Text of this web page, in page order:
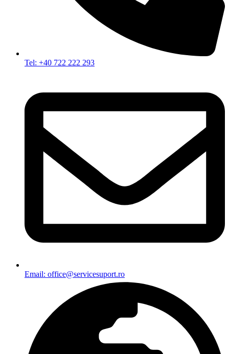
Tel: +40 722 222 293
Email: office@servicesuport.ro